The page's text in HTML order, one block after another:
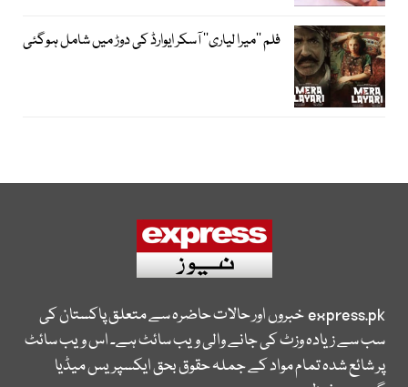
فلم ’’میرا لیاری‘‘ آسکر ایوارڈ کی دوڑ میں شامل ہوگئی
express.pkخبروں اور حالات حاضرہ سے متعلق پاکستان کی
سب سے زیادہ وزٹ کی جانے والی ویب سائٹ ہے۔ اس ویب سائٹ
پر شائع شدہ تمام مواد کے جملہ حقوق بحق ایکسپریس میڈیا